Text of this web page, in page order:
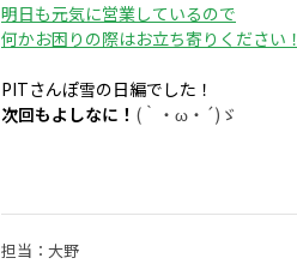
明日も元気に営業しているので
何かお困りの際はお立ち寄りください！
PITさんぽ雪の日編でした！
次回もよしなに！ (｀・ω・´)ゞ
担当：大野